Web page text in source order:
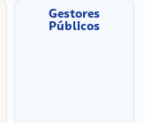
Gestores
Públicos